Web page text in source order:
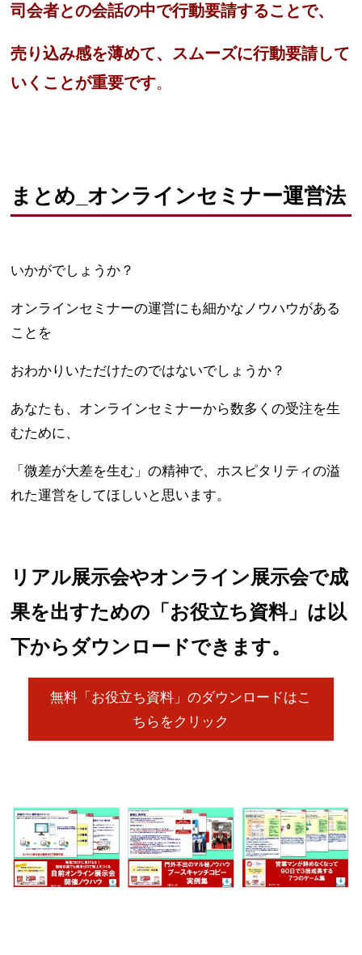
司会者との会話の中で行動要請することで、
売り込み感を薄めて、スムーズに行動要請して
いくことが重要です。
まとめ_オンラインセミナー運営法
いかがでしょうか？
オンラインセミナーの運営にも細かなノウハウがある
ことを
おわかりいただけたのではないでしょうか？
あなたも、オンラインセミナーから数多くの受注を生
むために、
「微差が大差を生む」の精神で、ホスピタリティの溢
れた運営をしてほしいと思います。
リアル展示会やオンライン展示会で成
果を出すための「お役立ち資料」は以
下からダウンロードできます。
無料「お役立ち資料」のダウンロードはこ
ちらをクリック